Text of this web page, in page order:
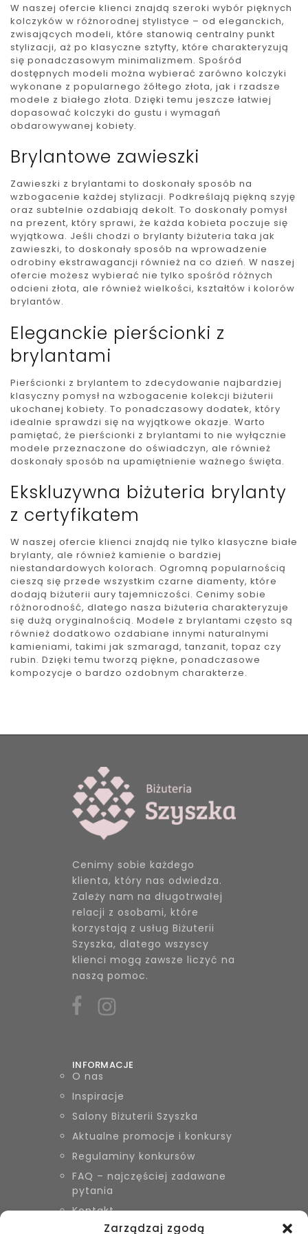
Zarządzaj zgodą
W naszej ofercie klienci znajdą szeroki wybór pięknych
kolczyków w różnorodnej stylistyce – od eleganckich,
zwisających modeli, które stanowią centralny punkt
stylizacji, aż po klasyczne sztyfty, które charakteryzują
się ponadczasowym minimalizmem. Spośród
dostępnych modeli można wybierać zarówno kolczyki
wykonane z popularnego żółtego złota, jak i rzadsze
modele z białego złota. Dzięki temu jeszcze łatwiej
dopasować kolczyki do gustu i wymagań
obdarowywanej kobiety.
Brylantowe zawieszki
Zawieszki z brylantami to doskonały sposób na
wzbogacenie każdej stylizacji. Podkreślają piękną szyję
oraz subtelnie ozdabiają dekolt. To doskonały pomysł
na prezent, który sprawi, że każda kobieta poczuje się
wyjątkowa. Jeśli chodzi o brylanty biżuteria taka jak
zawieszki, to doskonały sposób na wprowadzenie
odrobiny ekstrawagancji również na co dzień. W naszej
ofercie możesz wybierać nie tylko spośród różnych
odcieni złota, ale również wielkości, kształtów i kolorów
brylantów.
Eleganckie pierścionki z
brylantami
Pierścionki z brylantem to zdecydowanie najbardziej
klasyczny pomysł na wzbogacenie kolekcji biżuterii
ukochanej kobiety. To ponadczasowy dodatek, który
idealnie sprawdzi się na wyjątkowe okazje. Warto
pamiętać, że pierścionki z brylantami to nie wyłącznie
modele przeznaczone do oświadczyn, ale również
doskonały sposób na upamiętnienie ważnego święta.
Ekskluzywna biżuteria brylanty
z certyfikatem
W naszej ofercie klienci znajdą nie tylko klasyczne białe
brylanty, ale również kamienie o bardziej
niestandardowych kolorach. Ogromną popularnością
cieszą się przede wszystkim czarne diamenty, które
dodają biżuterii aury tajemniczości. Cenimy sobie
różnorodność, dlatego nasza biżuteria charakteryzuje
się dużą oryginalnością. Modele z brylantami często są
również dodatkowo ozdabiane innymi naturalnymi
kamieniami, takimi jak szmaragd, tanzanit, topaz czy
rubin. Dzięki temu tworzą piękne, ponadczasowe
kompozycje o bardzo ozdobnym charakterze.
Cenimy sobie każdego
klienta, który nas odwiedza.
Zależy nam na długotrwałej
relacji z osobami, które
korzystają z usług Biżuterii
Szyszka, dlatego wszyscy
klienci mogą zawsze liczyć na
naszą pomoc.
INFORMACJE
O nas
Inspiracje
Salony Biżuterii Szyszka
Aktualne promocje i konkursy
Regulaminy konkursów
FAQ – najczęściej zadawane
pytania
Kontakt